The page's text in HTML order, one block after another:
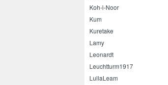
Koh-i-Noor
Kum
Kuretake
Lamy
Leonardt
Leuchtturm1917
LullaLeam